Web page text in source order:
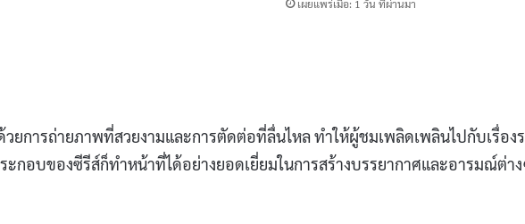
เผยแพร่เมื่อ: 1 วัน ที่ผ่านมา
วยการถ่ายภาพที่สวยงามและการตัดต่อที่ลื่นไหล ทำให้ผู้ชมเพลิดเพลินไปกับเรื่อง
กอบของซีรีส์ก็ทำหน้าที่ได้อย่างยอดเยี่ยมในการสร้างบรรยากาศและอารมณ์ต่า